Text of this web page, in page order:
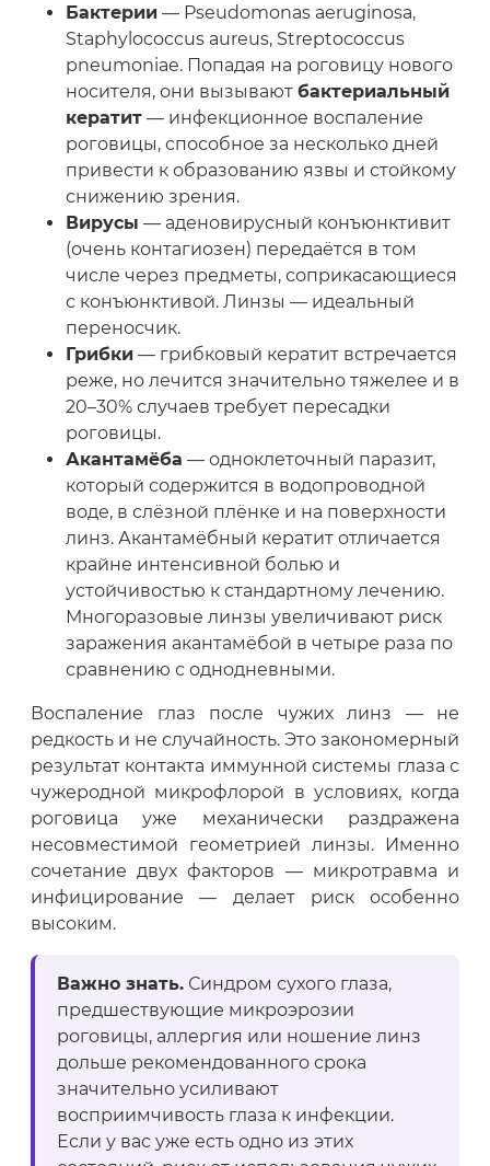
Бактерии — Pseudomonas aeruginosa,
Staphylococcus aureus, Streptococcus
pneumoniae. Попадая на роговицу нового
носителя, они вызывают бактериальный
кератит — инфекционное воспаление
роговицы, способное за несколько дней
привести к образованию язвы и стойкому
снижению зрения.
Вирусы — аденовирусный конъюнктивит
(очень контагиозен) передаётся в том
числе через предметы, соприкасающиеся
с конъюнктивой. Линзы — идеальный
переносчик.
Грибки — грибковый кератит встречается
реже, но лечится значительно тяжелее и в
20–30% случаев требует пересадки
роговицы.
Акантамёба — одноклеточный паразит,
который содержится в водопроводной
воде, в слёзной плёнке и на поверхности
линз. Акантамёбный кератит отличается
крайне интенсивной болью и
устойчивостью к стандартному лечению.
Многоразовые линзы увеличивают риск
заражения акантамёбой в четыре раза по
сравнению с однодневными.
Воспаление глаз после чужих линз — не
редкость и не случайность. Это закономерный
результат контакта иммунной системы глаза с
чужеродной микрофлорой в условиях, когда
роговица уже механически раздражена
несовместимой геометрией линзы. Именно
сочетание двух факторов — микротравма и
инфицирование — делает риск особенно
высоким.
Важно знать. Синдром сухого глаза,
предшествующие микроэрозии
роговицы, аллергия или ношение линз
дольше рекомендованного срока
значительно усиливают
восприимчивость глаза к инфекции.
Если у вас уже есть одно из этих